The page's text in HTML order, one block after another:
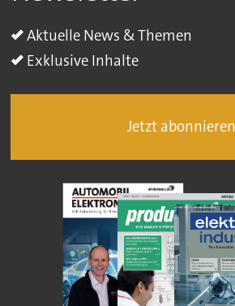
Aktuelle News & Themen
Exklusive Inhalte
Jetzt abonnieren